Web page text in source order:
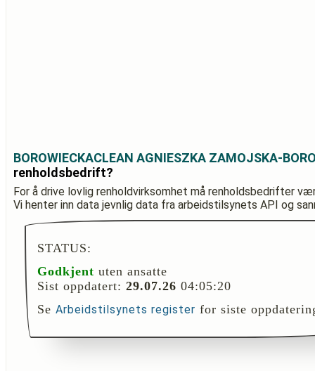
BOROWIECKACLEAN AGNIESZKA ZAMOJSKA-
renholdsbedrift?
For å drive lovlig renholdvirksomhet må renholdsbedrifter
Vi henter inn data jevnlig data fra arbeidstilsynets API og
STATUS:
Godkjent uten ansatte
Sist oppdatert: 29.07.26 04:05:20
Se Arbeidstilsynets register for siste